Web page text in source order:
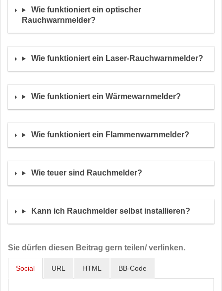
Wie funktioniert ein optischer
Rauchwarnmelder?
Wie funktioniert ein Laser-Rauchwarnmelder?
Wie funktioniert ein Wärmewarnmelder?
Wie funktioniert ein Flammenwarnmelder?
Wie teuer sind Rauchmelder?
Kann ich Rauchmelder selbst installieren?
Sie dürfen diesen Beitrag gern teilen/ verlinken.
Social URL HTML BB-Code